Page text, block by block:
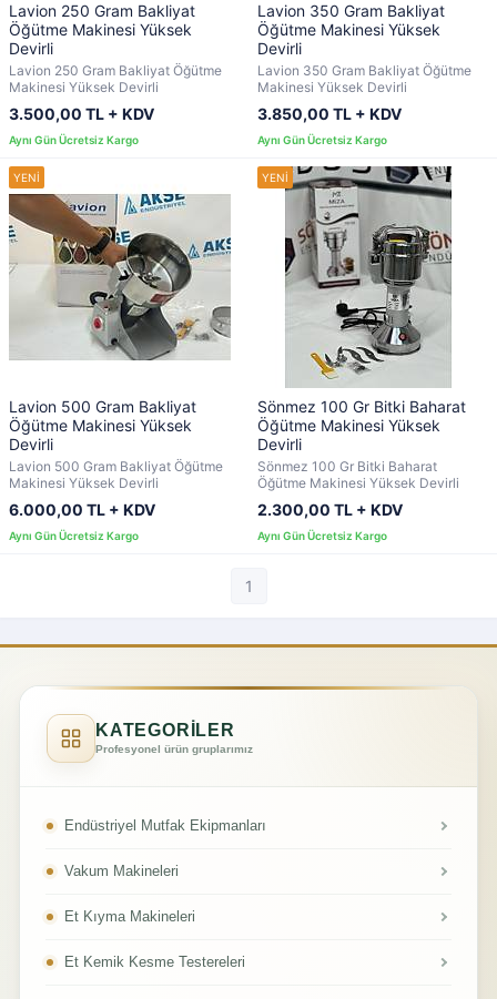
Lavion 250 Gram Bakliyat
Öğütme Makinesi Yüksek
Devirli
Lavion 250 Gram Bakliyat Öğütme
Makinesi Yüksek Devirli
3.500,00 TL + KDV
Lavion 350 Gram Bakliyat
Öğütme Makinesi Yüksek
Devirli
Lavion 350 Gram Bakliyat Öğütme
Makinesi Yüksek Devirli
3.850,00 TL + KDV
Lavion 500 Gram Bakliyat
Öğütme Makinesi Yüksek
Devirli
Lavion 500 Gram Bakliyat Öğütme
Makinesi Yüksek Devirli
6.000,00 TL + KDV
Sönmez 100 Gr Bitki Baharat
Öğütme Makinesi Yüksek
Devirli
Sönmez 100 Gr Bitki Baharat
Öğütme Makinesi Yüksek Devirli
2.300,00 TL + KDV
1
KATEGORİLER
Profesyonel ürün gruplarımız
Endüstriyel Mutfak Ekipmanları
Vakum Makineleri
Et Kıyma Makineleri
Et Kemik Kesme Testereleri